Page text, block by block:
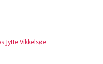
Jytte Vikkelsøe